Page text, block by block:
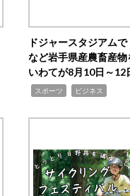
ドジャースタジアムで
など岩手県産農畜産
いわてが8月10日～12
スポーツ ビジネス